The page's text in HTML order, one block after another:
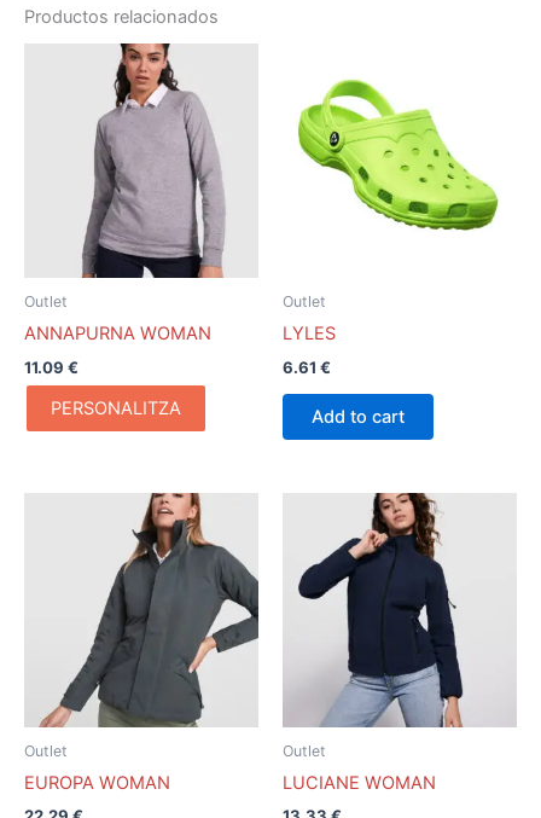
Productos relacionados
Outlet
ANNAPURNA WOMAN
11.09 €
PERSONALITZA
Outlet
LYLES
6.61 €
Add to cart
tiene
múltiples
variantes.
Las
opciones
de
Outlet
EUROPA WOMAN
Outlet
LUCIANE WOMAN
Este
producto
tiene
múltiples
variantes.
Las
opciones
se
en